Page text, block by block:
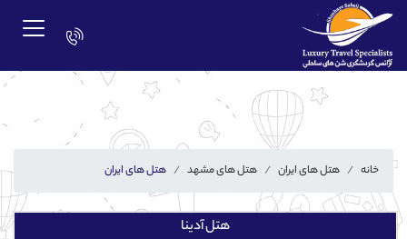
خانه هتل های ایران هتل های مشهد هتل های ایران
هتل آدینا